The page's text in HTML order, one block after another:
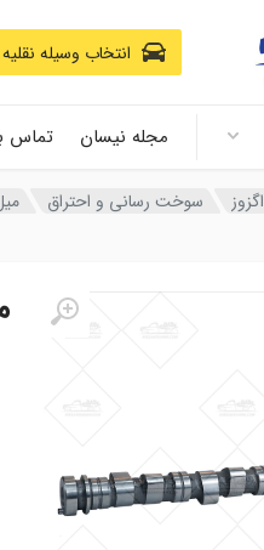
مجله نیسان تماس
انتخاب وسیله نقلیه
سوخت رسانی و احتراق